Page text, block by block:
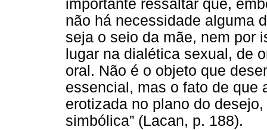
importante ressaltar que,
não há necessidade alguma
seja o seio da mãe, nem por
lugar na dialética sexual, de
oral. Não é o objeto que
essencial, mas o fato de que
erotizada no plano do
simbólica” (Lacan, p. 188).